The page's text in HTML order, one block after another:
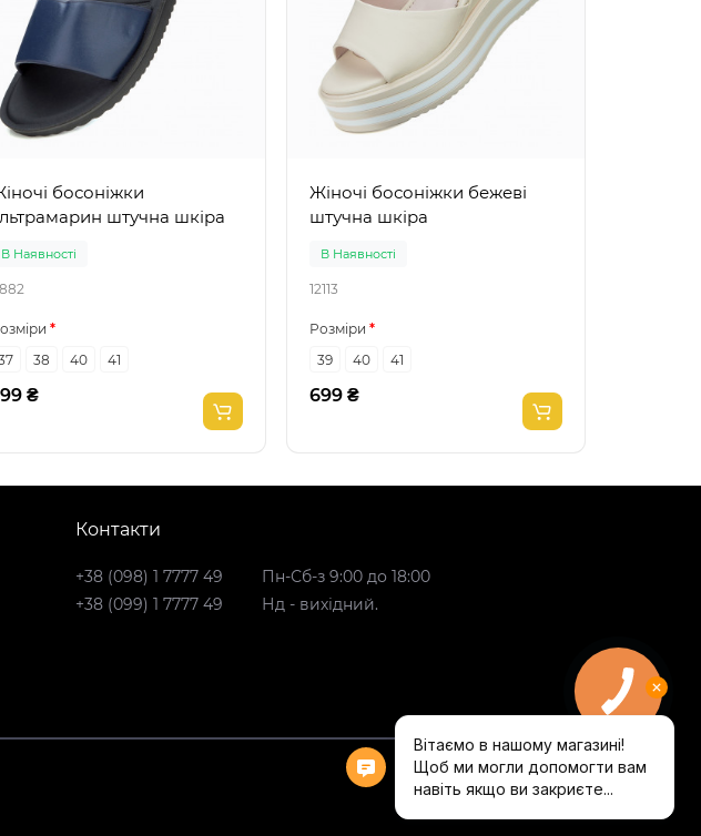
босоніжки
штучна шкіра
В Наявності
38 40 41
₴
Жіночі босоніжки бежеві
штучна шкіра
В Наявності
12113
Розміри
39
40 41
699 ₴
Контакти
+38 (098) 1 7777 49
+38 (099) 1 7777 49
Пн-Сб-з 9:00 до 18:00
Нд - вихідний.